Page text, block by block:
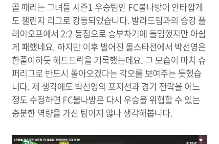
골 때리는 그녀들 시즌1 우승팀인 FC불나방이 안타깝게
도 챌린지 리그로 강등되었습니다. 발라드림과의 승강 플
레이오프에서 2:2 동점으로 승부차기에 돌입했지만 아쉽
게 패했네요. 하지만 이후 벌어진 올스타전에서 박선영은
한풀이하듯 해트트릭을 기록했는데요. 그 모습이 마치 슈
퍼리그로 반드시 돌아오겠다는 각오를 보여주는 듯했습
니다. 제 생각에도 박선영의 포지션과 경기 전략을 어느
정도 수정하면 FC불나방은 다시 우승을 위협할 수 있는
충분한 역량을 가진 팀이지 않나 생각해봅니다.